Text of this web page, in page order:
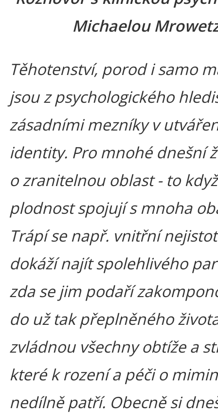
Michaelou
Těhotenství, porod i samo
jsou z psychologického
zásadními mezníky v
identity. Pro mnohé dnešní
o zranitelnou oblast - to
plodnost spojují s mnoha
Trápí se např. vnitřní
dokáží najít spolehlivého
zda se jim podaří
do už tak přeplněného
zvládnou všechny obtíže a
které k rození a péči o
nedílně patří. Obecně si